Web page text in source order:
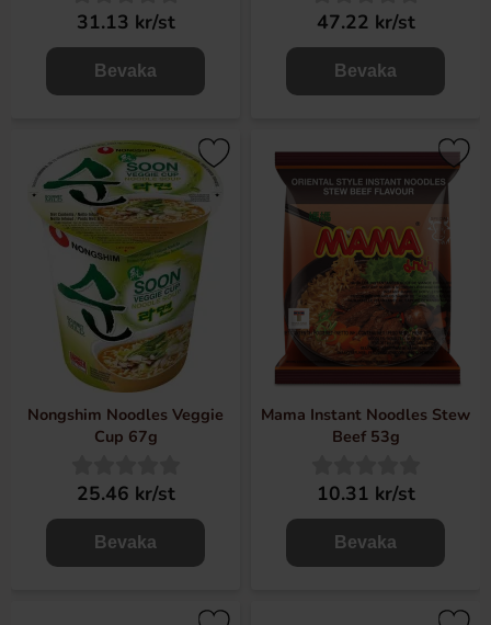
31.13 kr/st
Bevaka
47.22 kr/st
Bevaka
Nongshim Noodles Veggie
Cup 67g
25.46 kr/st
Bevaka
Mama Instant Noodles Stew
Beef 53g
10.31 kr/st
Bevaka